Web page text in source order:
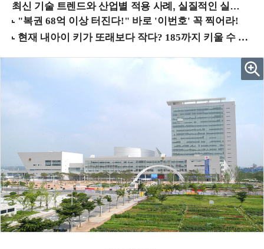
최신 기술 트렌드와 산업별 적용 사례, 실질적인 실행 전략을 공유 (9/18 양재역)